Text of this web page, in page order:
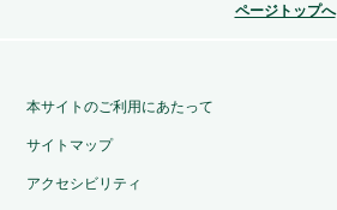
ページトップへ
本サイトのご利用にあたって
サイトマップ
アクセシビリティ